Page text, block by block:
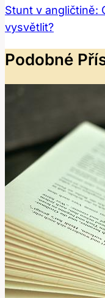
Stunt v angličtině:
vysvětlit?
Podobné